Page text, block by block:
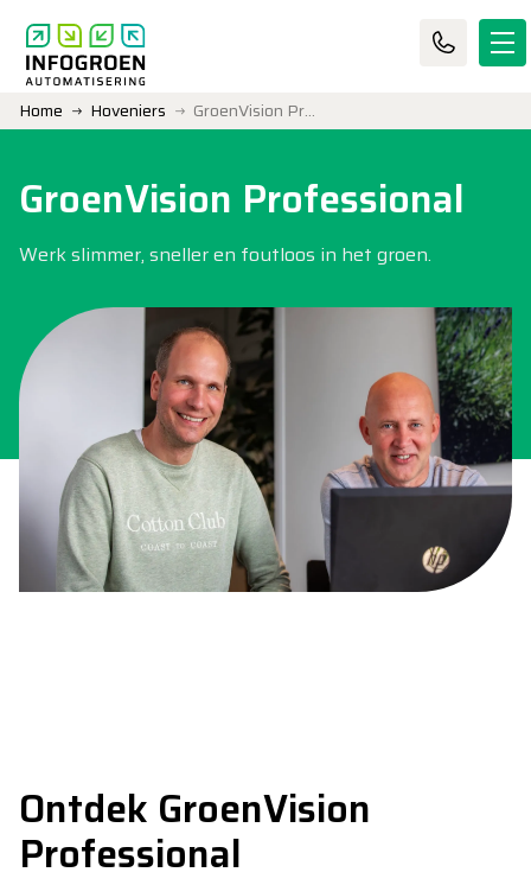
Home Hoveniers GroenVision Professional
GroenVision Professional
Werk slimmer, sneller en foutloos in het groen.
Ontdek GroenVision
Professional